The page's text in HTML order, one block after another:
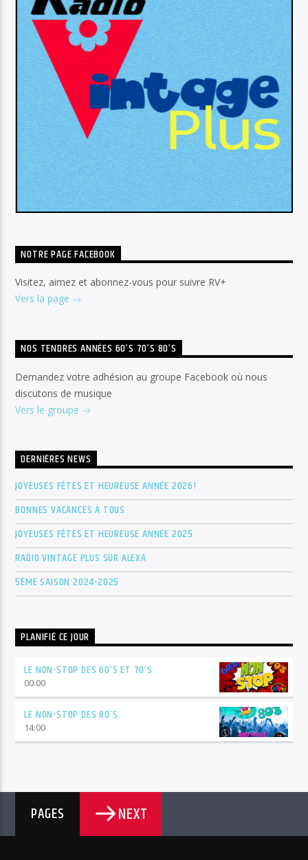
NOTRE PAGE FACEBOOK
Visitez, aimez et abonnez-vous pour suivre RV+
Vers la page
NOS TENDRES ANNÉES 60’S 70’S 80’S
Demandez votre adhésion au groupe Facebook où nous
discutons de musique
Vers le groupe
DERNIÈRES NEWS
JOYEUSES FÊTES ET HEUREUSE ANNÉE 2026!
BONNES VACANCES À TOUS
JOYEUSES FÊTES ET HEUREUSE ANNÉE 2025
RADIO VINTAGE PLUS SUR ALEXA
5ÈME SAISON 2024-2025
PLANIFIÉ CE JOUR
LE NON-STOP DES 60’S ET 70’S
00:00
LE NON-STOP DES 80’S
14:00
PAGES NEXT